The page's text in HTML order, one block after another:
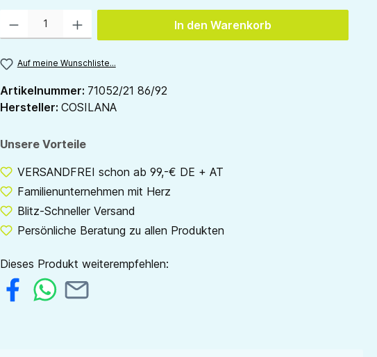
In den Warenkorb
Auf meine Wunschliste...
Artikelnummer: 71052/21 86/92
Hersteller: COSILANA
Unsere Vorteile
VERSANDFREI schon ab 99,-€ DE + AT
Familienunternehmen mit Herz
Blitz-Schneller Versand
Persönliche Beratung zu allen Produkten
Dieses Produkt weiterempfehlen: